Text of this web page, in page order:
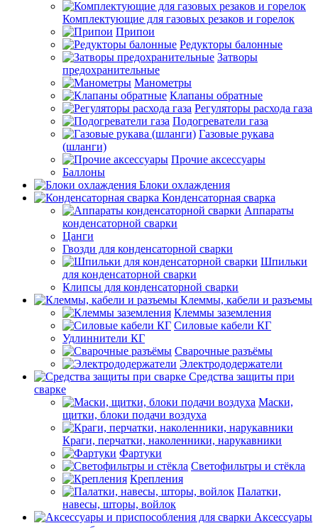
Комплектующие для газовых резаков и горелок
Припои
Редукторы балонные
Затворы
предохранительные
Манометры
Клапаны обратные
Регуляторы расхода газа
Подогреватели газа
Газовые рукава
(шланги)
Прочие аксессуары
Баллоны
Блоки охлаждения
Конденсаторная сварка
Аппараты
конденсаторной сварки
Цанги
Гвозди для конденсаторной сварки
Шпильки
для конденсаторной сварки
Клипсы для конденсаторной сварки
Клеммы, кабели и разъемы
Клеммы заземления
Силовые кабели КГ
Удлиннители КГ
Сварочные разъёмы
Электрододержатели
Средства защиты при
сварке
Маски,
щитки, блоки подачи воздуха
Краги, перчатки, наколенники, нарукавники
Фартуки
Светофильтры и стёкла
Крепления
Палатки,
навесы, шторы, войлок
Аксессуары